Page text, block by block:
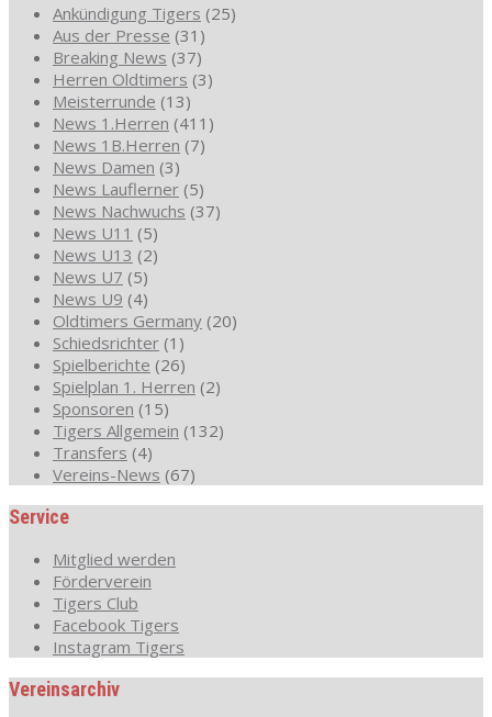
Ankündigung Tigers (25)
Aus der Presse (31)
Breaking News (37)
Herren Oldtimers (3)
Meisterrunde (13)
News 1.Herren (411)
News 1B.Herren (7)
News Damen (3)
News Lauflerner (5)
News Nachwuchs (37)
News U11 (5)
News U13 (2)
News U7 (5)
News U9 (4)
Oldtimers Germany (20)
Schiedsrichter (1)
Spielberichte (26)
Spielplan 1. Herren (2)
Sponsoren (15)
Tigers Allgemein (132)
Transfers (4)
Vereins-News (67)
Service
Mitglied werden
Förderverein
Tigers Club
Facebook Tigers
Instagram Tigers
Vereinsarchiv